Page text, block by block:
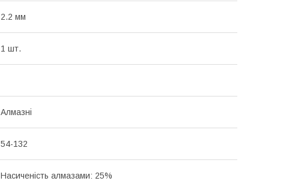
2.2 мм
1 шт.
Алмазні
54-132
Насиченість алмазами: 25%